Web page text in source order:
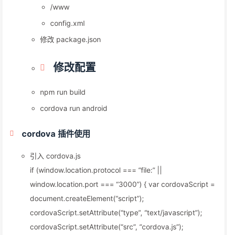
/www
config.xml
修改 package.json
修改配置
npm run build
cordova run android
cordova 插件使用
引入 cordova.js
if (window.location.protocol === “file:” ||
window.location.port === “3000”) { var cordovaScript =
document.createElement(“script”);
cordovaScript.setAttribute(“type”, “text/javascript”);
cordovaScript.setAttribute(“src”, “cordova.js”);